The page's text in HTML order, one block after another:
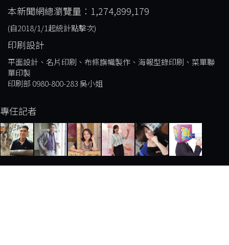
本新聞網總瀏覽量：1,274,899,179
(自2018/1/1起統計點擊次)
印刷設計
平面設計、名片印刷、布條旗幟製作、海報型錄印刷、菜單聯
單印製
印刷部 0980-800-283 吳小姐
專任記者